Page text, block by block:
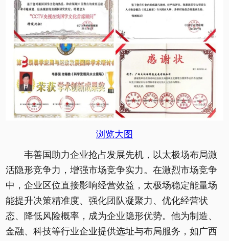
浏览大图
韦善国助力企业抢占发展先机，以太极场布局激
活隐形竞争力，增强市场竞争实力。在激烈市场竞争
中，企业区位直接影响经营效益，太极场稳定能量场
能提升决策精准度、强化团队凝聚力、优化经营状
态、降低风险概率，成为企业隐形优势。他为制造、
金融、科技等行业企业提供选址与布局服务，如广西